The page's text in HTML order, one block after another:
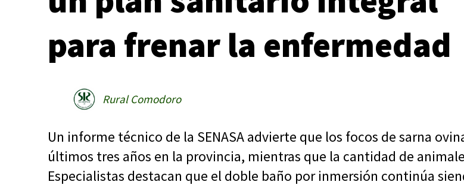
para frenar la enfermedad
Un informe técnico de la SENASA advierte que los focos de sarna
últimos tres años en la provincia, mientras que la cantidad de
Especialistas destacan que el doble baño por inmersión continúa
Rural Comodoro